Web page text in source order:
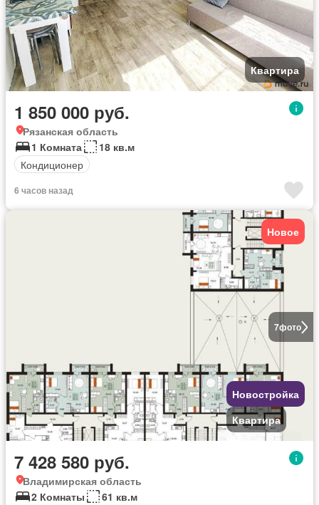
Квартира
1 850 000 руб.
Рязанская область
1 Комната
18 кв.м
Кондиционер
6 часов назад
7фото
Новое
Новостройка
Квартира
7 428 580 руб.
Владимирская область
2 Комнаты
61 кв.м